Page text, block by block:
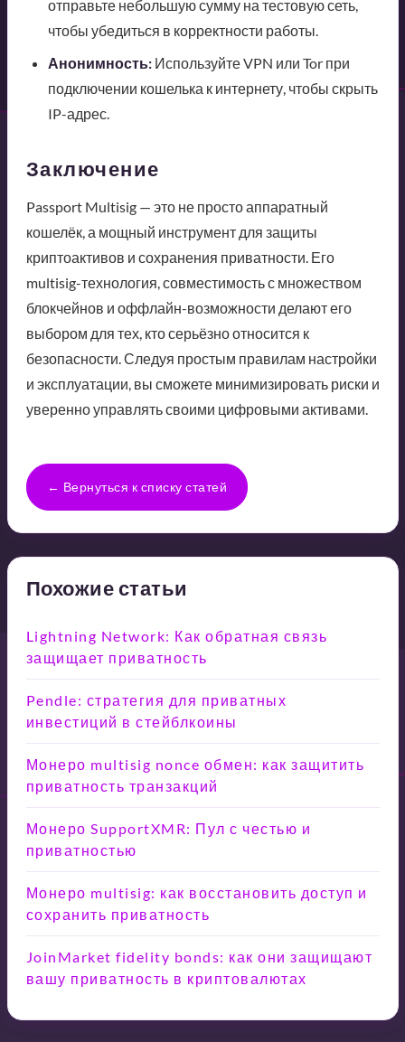
отправьте небольшую сумму на тестовую сеть,
чтобы убедиться в корректности работы.
Анонимность:Используйте VPN или Tor при
подключении кошелька к интернету, чтобы скрыть
IP-адрес.
Заключение
Passport Multisig — это не просто аппаратный
кошелёк, а мощный инструмент для защиты
криптоактивов и сохранения приватности. Его
multisig-технология, совместимость с множеством
блокчейнов и оффлайн-возможности делают его
выбором для тех, кто серьёзно относится к
безопасности. Следуя простым правилам настройки
и эксплуатации, вы сможете минимизировать риски и
уверенно управлять своими цифровыми активами.
← Вернуться к списку статей
Похожие статьи
Lightning Network: Как обратная связь
защищает приватность
Pendle: стратегия для приватных
инвестиций в стейблкоины
Монеро multisig nonce обмен: как защитить
приватность транзакций
Монеро SupportXMR: Пул с честью и
приватностью
Монеро multisig: как восстановить доступ и
сохранить приватность
JoinMarket fidelity bonds: как они защищают
вашу приватность в криптовалютах